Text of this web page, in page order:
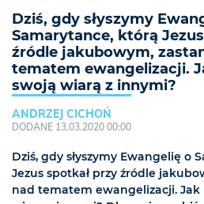
Dziś, gdy słyszymy
Samarytance, którą
źródle jakubowym,
tematem ewangelizacji.
swoją wiarą z innymi?
ANDRZEJ CICHOŃ
DODANE 13.03.2020 00:00
Dziś, gdy słyszymy Ewangelię o
Jezus spotkał przy źródle
nad tematem ewangelizacji. Jak